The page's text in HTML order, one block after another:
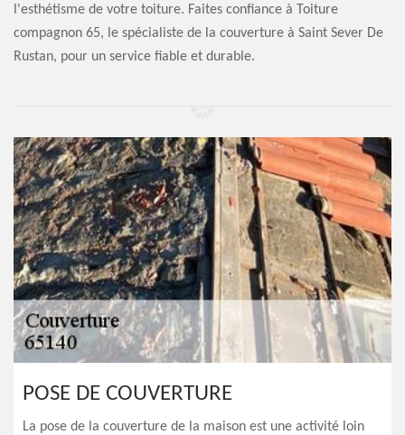
l'esthétisme de votre toiture. Faites confiance à Toiture
compagnon 65, le spécialiste de la couverture à Saint Sever De
Rustan, pour un service fiable et durable.
POSE DE COUVERTURE
La pose de la couverture de la maison est une activité loin